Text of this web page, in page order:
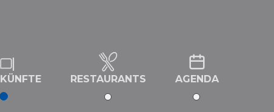
RESTAURANTS AGENDA